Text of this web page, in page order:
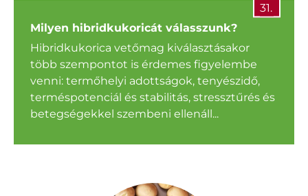
31.
Milyen hibridkukoricát válasszunk?
Hibridkukorica vetőmag kiválasztásakor
több szempontot is érdemes figyelembe
venni: termőhelyi adottságok, tenyészidő,
terméspotenciál és stabilitás, stressztűrés és
betegségekkel szembeni ellenáll...